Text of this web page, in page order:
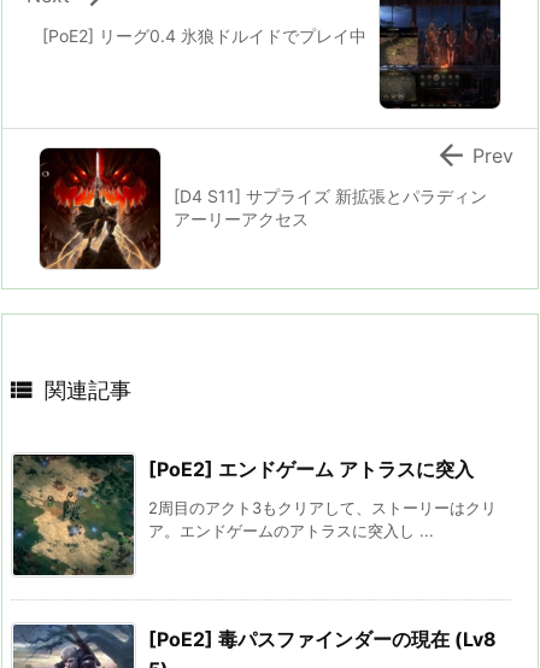
[PoE2] リーグ0.4 氷狼ドルイドでプレイ中
[D4 S11] サプライズ 新拡張とパラディン
アーリーアクセス
 Prev
 関連記事
[PoE2] エンドゲーム アトラスに突入
2周目のアクト3もクリアして、ストーリーはクリ
ア。エンドゲームのアトラスに突入し ...
[PoE2] 毒パスファインダーの現在 (Lv8